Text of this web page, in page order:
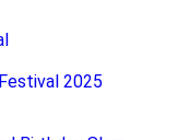
2025